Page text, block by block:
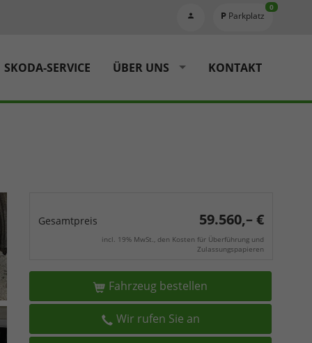
Parkplatz
0
SKODA-SERVICE ÜBER UNS KONTAKT
Gesamtpreis 59.560,– €
incl. 19% MwSt., den Kosten für Überführung und
Zulassungspapieren
Fahrzeug bestellen
Wir rufen Sie an